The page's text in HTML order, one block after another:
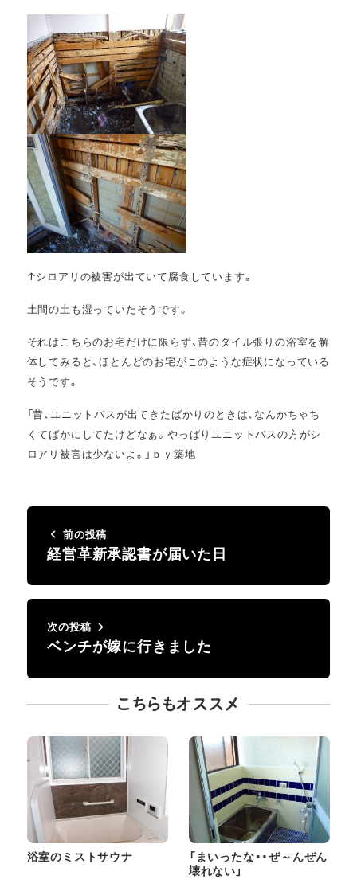
↑シロアリの被害が出ていて腐食しています。
土間の土も湿っていたそうです。
それはこちらのお宅だけに限らず、昔のタイル張りの浴室を解
体してみると、ほとんどのお宅がこのような症状になっている
そうです。
「昔、ユニットバスが出てきたばかりのときは、なんかちゃち
くてばかにしてたけどなぁ。やっぱりユニットバスの方がシ
ロアリ被害は少ないよ。」ｂｙ築地
前の投稿
経営革新承認書が届いた日
次の投稿
ベンチが嫁に行きました
こちらもオススメ
浴室のミストサウナ
「まいったな・・ぜ～んぜん
壊れない」